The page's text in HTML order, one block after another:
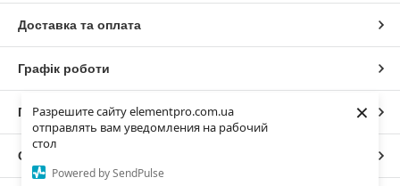
Разрешите сайту elementpro.com.ua
отправлять вам уведомления на рабочий
стол
Powered by SendPulse
×
Доставка та оплата
Графік роботи
Повна версія сайту
Сайт створено на маркетплейсі